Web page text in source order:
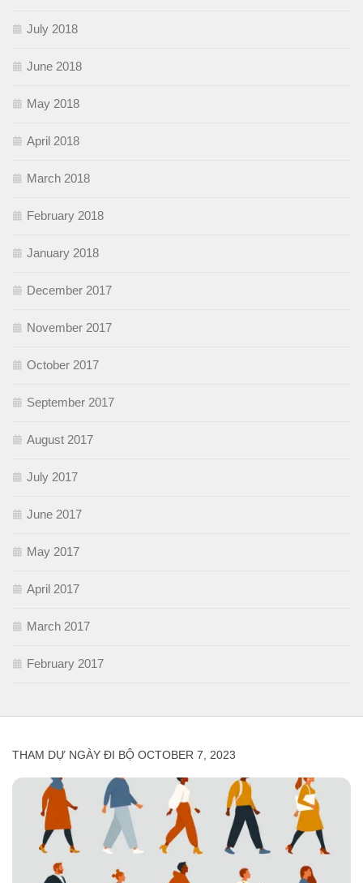
July 2018
June 2018
May 2018
April 2018
March 2018
February 2018
January 2018
December 2017
November 2017
October 2017
September 2017
August 2017
July 2017
June 2017
May 2017
April 2017
March 2017
February 2017
THAM DỰ NGÀY ĐI BỘ OCTOBER 7, 2023